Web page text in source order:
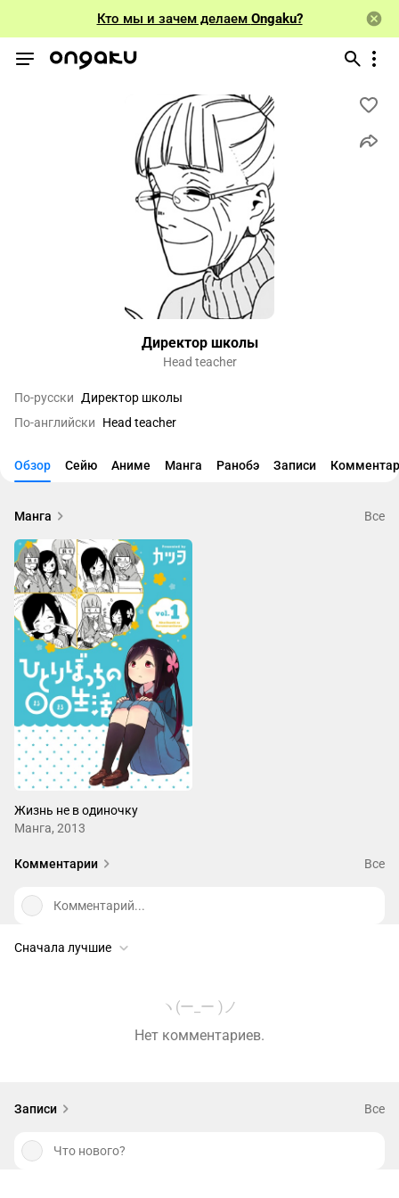
Кто мы и зачем делаем Ongaku?
Директор школы
Head teacher
По-русски
Директор школы
По-английски
Head teacher
Обзор Сейю Аниме Манга Ранобэ Записи
Манга Все
Жизнь не в одиночку
Манга, 2013
Комментарии Все
Комментарий...
Сначала лучшие
ヽ(ー_ー )ノ
Нет комментариев.
Записи Все
Что нового?